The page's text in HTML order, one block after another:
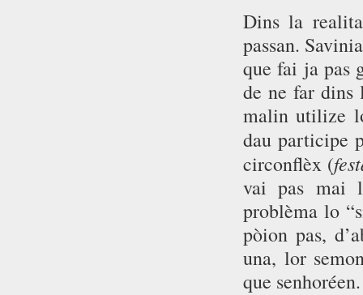
Dins la
passan.
que fai ja pas
de ne far dins
malin utilize
dau participe
circonflèx (
vai pas mai
problèma lo
pòion pas,
una, lor
que senhoréen.